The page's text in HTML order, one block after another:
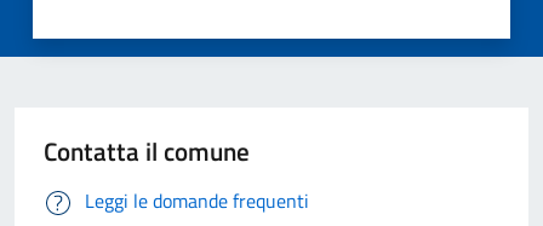
Contatta il comune
Leggi le domande frequenti